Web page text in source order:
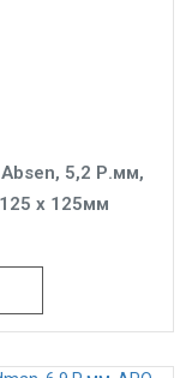
5,2 Р.мм,
x 125мм